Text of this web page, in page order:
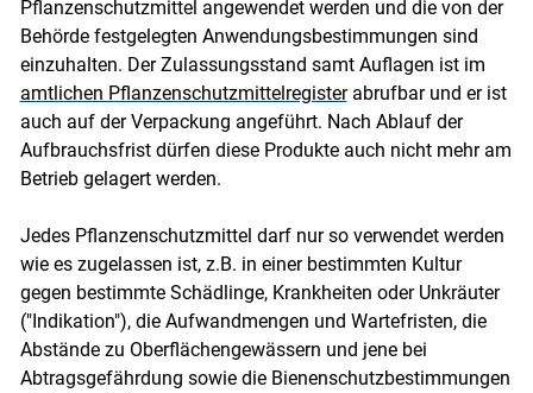
Pflanzenschutzmittel angewendet werden und die von der
Behörde festgelegten Anwendungsbestimmungen sind
einzuhalten. Der Zulassungsstand samt Auflagen ist im
amtlichen Pflanzenschutzmittelregisterabrufbar und er ist
auch auf der Verpackung angeführt. Nach Ablauf der
Aufbrauchsfrist dürfen diese Produkte auch nicht mehr am
Betrieb gelagert werden.
Jedes Pflanzenschutzmittel darf nur so verwendet werden
wie es zugelassen ist, z.B. in einer bestimmten Kultur
gegen bestimmte Schädlinge, Krankheiten oder Unkräuter
("Indikation"), die Aufwandmengen und Wartefristen, die
Abstände zu Oberflächengewässern und jene bei
Abtragsgefährdung sowie die Bienenschutzbestimmungen